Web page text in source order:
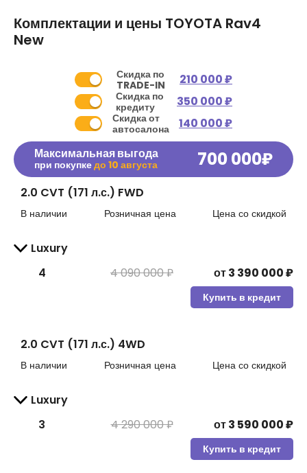
Комплектации и цены TOYOTA Rav4
New
Скидка по
TRADE-IN
210 000 ₽
Скидка по
кредиту
350 000 ₽
Скидка от
автосалона
140 000 ₽
Максимальная выгода
при покупкедо 10 августа 700 000₽
2.0 CVT (171 л.с.) FWD
В наличии Розничная цена Цена со скидкой
Luxury
4
4 090 000 ₽ от3 390 000₽
Купить в кредит
2.0 CVT (171 л.с.) 4WD
В наличии Розничная цена Цена со скидкой
Luxury
3
4 290 000 ₽ от3 590 000₽
Купить в кредит